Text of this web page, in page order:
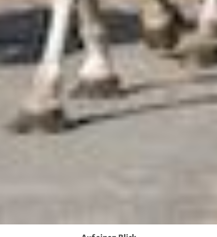
werden vom Europäischen Gerichtshof als ein Land mit
einem nach EU-Standards unzureichendem
Datenschutzniveau eingeschätzt. Es besteht
insbesondere das Risiko, dass Ihre Daten durch US-
Behörden, zu Kontroll- und zu Überwachungszwecken,
möglicherweise auch ohne Rechtsbehelfsmöglichkeiten,
verarbeitet werden können. Wenn Sie auf "Auswahl
manuell festlegen" klicken und keine der optionalen
Boxen (Präferenzen, Statistiken oder Marketing
ausgewählt haben, findet die vorgehend beschriebene
Übermittlung nicht statt. Weitere Informationen erhalten
Sie in unseren Datenschutzhinweisen.
Ausführlich informieren wir Sie darüber gerne hier:
Datenschutz|Impressum